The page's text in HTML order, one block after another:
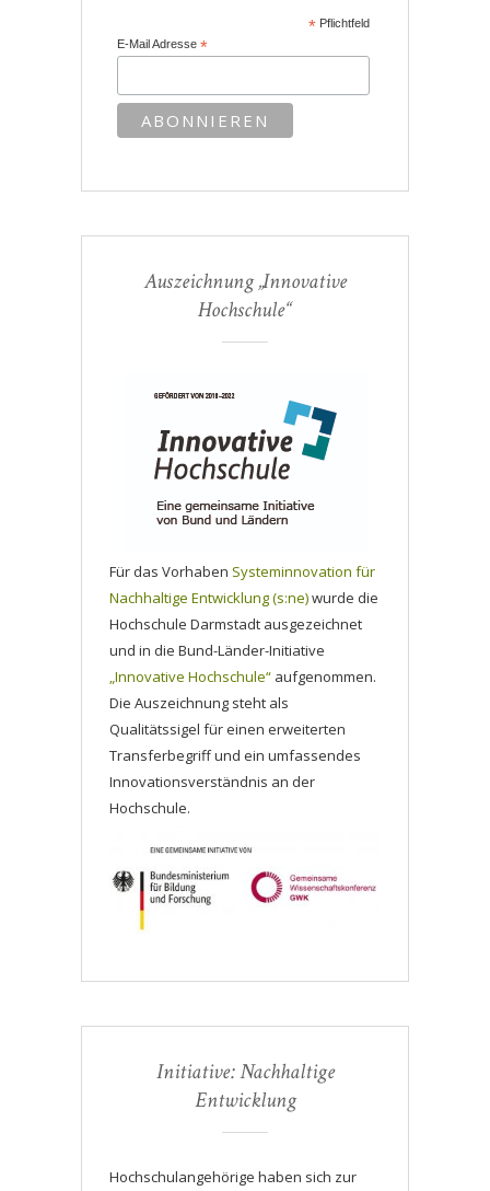
* Pflichtfeld
E-Mail Adresse*
Auszeichnung „Innovative
Hochschule“
Für das Vorhaben Systeminnovation für
Nachhaltige Entwicklung (s:ne)wurde die
Hochschule Darmstadt ausgezeichnet
und in die Bund-Länder-Initiative
„Innovative Hochschule“ aufgenommen.
Die Auszeichnung steht als
Qualitätssigel für einen erweiterten
Transferbegriff und ein umfassendes
Innovationsverständnis an der
Hochschule.
Initiative: Nachhaltige
Entwicklung
Hochschulangehörige haben sich zur